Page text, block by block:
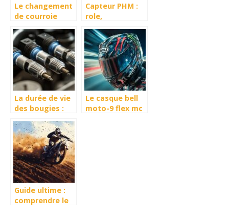
Le changement
de courroie
toutes les
etapes
Capteur PHM :
role,
prix
La durée de vie
des bougies :
changer les
bougies d’un
moteur à
essence selon
votre
kilométrage ?
Le casque bell
moto-9 flex mc
Guide ultime :
comprendre le